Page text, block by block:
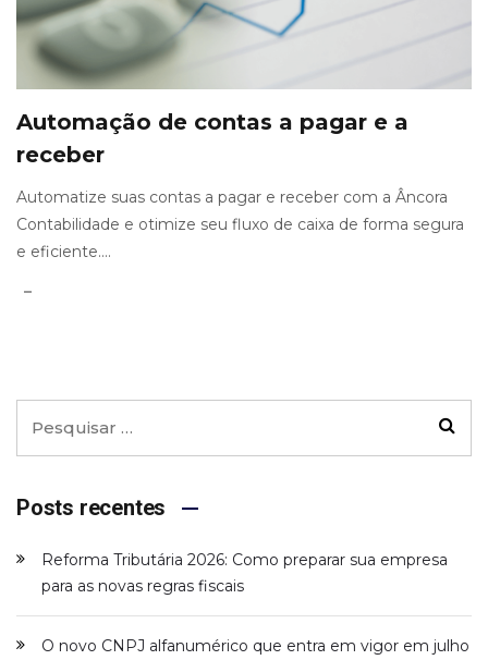
Automação de contas a pagar e a
receber
Automatize suas contas a pagar e receber com a Âncora
Contabilidade e otimize seu fluxo de caixa de forma segura
e eficiente....
Posts recentes
Reforma Tributária 2026: Como preparar sua empresa
para as novas regras fiscais
O novo CNPJ alfanumérico que entra em vigor em julho